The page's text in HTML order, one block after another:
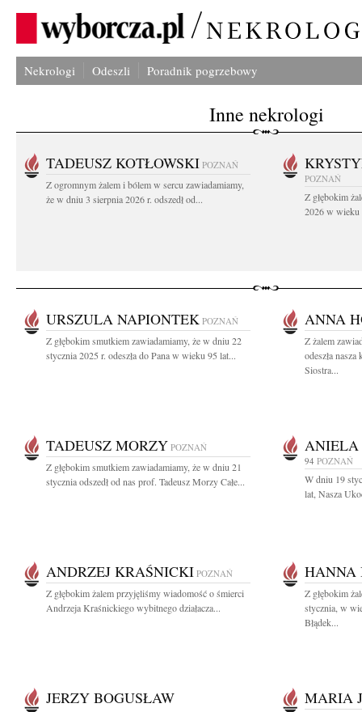
Nekrologi Odeszli Poradnik pogrzebowy
Inne nekrologi
TADEUSZ KOTŁOWSKI POZNAŃ
Z ogromnym żalem i bólem w sercu zawiadamiamy,
że w dniu 3 sierpnia 2026 r. odszedł od...
POZNAŃ
Z głębokim
2026 w wieku
URSZULA NAPIONTEK POZNAŃ
Z głębokim smutkiem zawiadamiamy, że w dniu 22
stycznia 2025 r. odeszła do Pana w wieku 95 lat...
ANNA
Z żalem
odeszła
Siostra...
TADEUSZ MORZY POZNAŃ
Z głębokim smutkiem zawiadamiamy, że w dniu 21
stycznia odszedł od nas prof. Tadeusz Morzy Całe...
ANIELA
94 POZNAŃ
W dniu 19
lat, Nasza
ANDRZEJ KRAŚNICKI POZNAŃ
Z głębokim żalem przyjęliśmy wiadomość o śmierci
Andrzeja Kraśnickiego wybitnego działacza...
HANNA
Z głębokim
stycznia, w
Błądek...
JERZY BOGUSŁAW
MARIA